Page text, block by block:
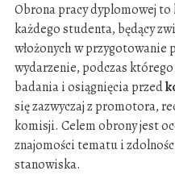
Obrona pracy dyplomowej
każdego studenta, będący
włożonych w przygotowanie
wydarzenie, podczas
badania i osiągnięcia przed
się zazwyczaj z promotora,
komisji. Celem obrony jest
znajomości tematu i
stanowiska.